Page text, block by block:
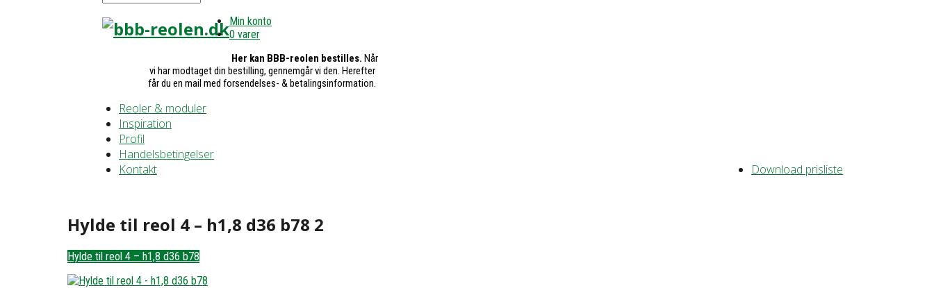
Min konto
0 varer
Her kan BBB-reolen bestilles. Når
vi har modtaget din bestilling, gennemgår vi den. Herefter
får du en mail med forsendelses- & betalingsinformation.
Reoler & moduler
Inspiration
Profil
Handelsbetingelser
Download prisliste
Kontakt
Hylde til reol 4 – h1,8 d36 b78 2
Hylde til reol 4 – h1,8 d36 b78